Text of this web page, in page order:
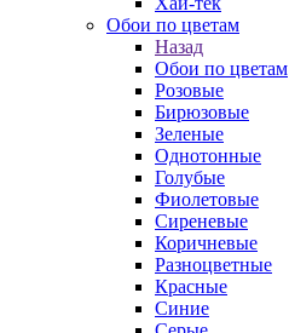
Обои по цветам
Назад
Обои по цветам
Розовые
Бирюзовые
Зеленые
Однотонные
Голубые
Фиолетовые
Сиреневые
Коричневые
Разноцветные
Красные
Синие